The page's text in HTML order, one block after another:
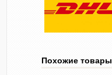
Похожие товары